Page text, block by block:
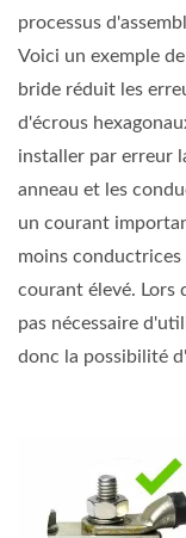
processus
Voici un exemple
bride réduit les
d'écrous
installer par erreur
anneau et les
un courant
moins conductrices
courant élevé. Lors
pas nécessaire
donc la possibilité